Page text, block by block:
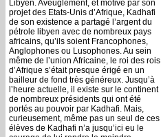
Libyen. Aveuglement, et motivé par son
projet des Etats-Unis d’Afrique, Kadhafi
de son existence a partagé l’argent du
pétrole libyen avec de nombreux pays
africains, qu’ils soient Francophones,
Anglophones ou Lusophones. Au sein
même de l’union Africaine, le roi des rois
d’Afrique s’était presque érigé en un
bailleur de fond très généreux. Jusqu’à
l’heure actuelle, il existe sur le continent
de nombreux présidents qui ont été
portés au pouvoir par Kadhafi. Mais,
curieusement, même pas un seul de ces
élèves de Kadhafi n’a jusqu’ici eu le